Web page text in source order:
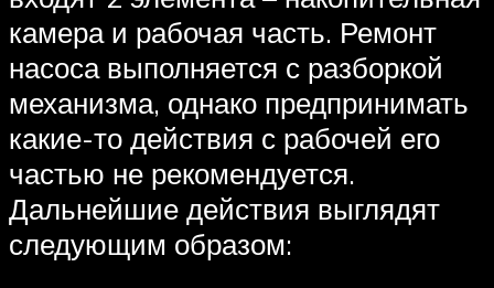
камера и рабочая часть. Ремонт
насоса выполняется с разборкой
механизма, однако предпринимать
какие-то действия с рабочей его
частью не рекомендуется.
Дальнейшие действия выглядят
следующим образом: